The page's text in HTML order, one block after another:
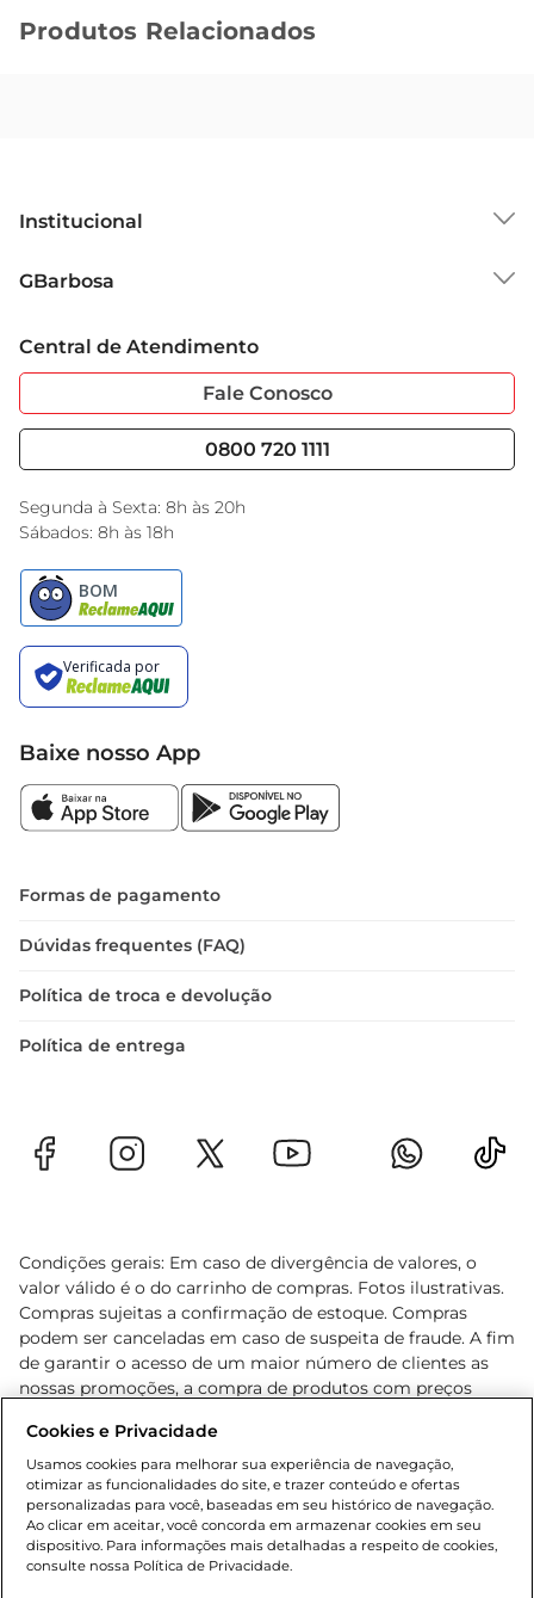
Produtos Relacionados
Institucional
Grupo Cencosud
Sobre Privacidade
Portal do Fornecedo
Nossas Lojas
GBarbosa
Garantia Estendida
Serviços
Black Friday
Encarte do Dia
Central de Atendimento
Fale Conosco
0800 720 1111
Segunda à Sexta: 8h às 20h
Sábados: 8h às 18h
Baixe nosso App
Formas de pagamento
Dúvidas frequentes (FAQ)
Política de troca e devolução
Política de entrega
Condições gerais: Em caso de divergência de valores, o
valor válido é o do carrinho de compras. Fotos ilustrativas.
Compras sujeitas a confirmação de estoque. Compras
podem ser canceladas em caso de suspeita de fraude. A fim
de garantir o acesso de um maior número de clientes as
nossas promoções, a compra de produtos com preços
cliente. Os preços, ofertas e condições são exclusivos para
o e-commerce e válidos durante o dia de hoje, podendo
sofrer alterações sem prévia notificação. Proibida a venda
de bebidas alcoólicas para menores de 18 anos, conforme
Lei n.º 8069/90, art. 81, inciso II (Estatuto da Criança e do
Adolescente). Preços e condições exclusivos para o
Cookies e Privacidade
Usamos cookies para melhorar sua experiência de navegação,
otimizar as funcionalidades do site, e trazer conteúdo e ofertas
personalizadas para você, baseadas em seu histórico de navegação.
Ao clicar em aceitar, você concorda em armazenar cookies em seu
dispositivo. Para informações mais detalhadas a respeito de cookies,
consulte nossa Política de Privacidade.